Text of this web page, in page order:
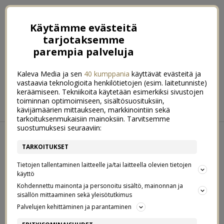
ETUSIVU RUOKA
HYVINVOINTI
KOTI & SISUSTUS
LIFESTYLE
JOULUHERKKUJA & KUUSEN
KYNTTILÖITÄ
Käytämme evästeitä
tarjotaksemme
parempia palveluja
Kaleva Media ja sen 40 kumppania käyttävät evästeitä ja
vastaavia teknologioita henkilötietojen (esim. laitetunniste)
keräämiseen. Tekniikoita käytetään esimerkiksi sivustojen
toiminnan optimoimiseen, sisältösuosituksiin,
kävijämäärien mittaukseen, markkinointiin sekä
tarkoituksenmukaisiin mainoksiin. Tarvitsemme
suostumuksesi seuraaviin:
TARKOITUKSET
Tietojen tallentaminen laitteelle ja/tai laitteella olevien tietojen
käyttö
Kohdennettu mainonta ja personoitu sisältö, mainonnan ja
sisällön mittaaminen sekä yleisötutkimus
Palvelujen kehittäminen ja parantaminen